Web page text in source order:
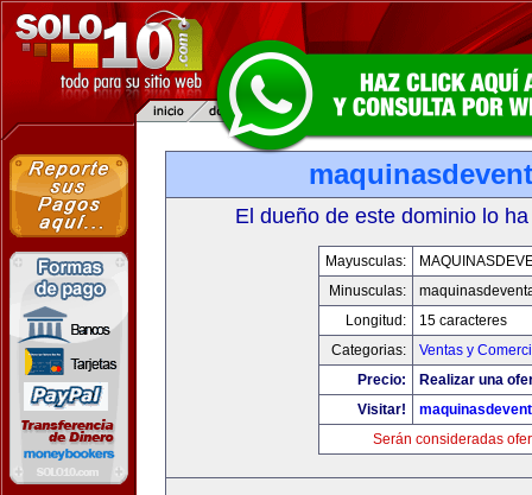
El dueño de este dominio lo
Mayusculas:
Minusculas:
Longitud:
15 caracteres
Categorias:
Ventas y
Precio:
Realizar una
Visitar!
Serán consideradas